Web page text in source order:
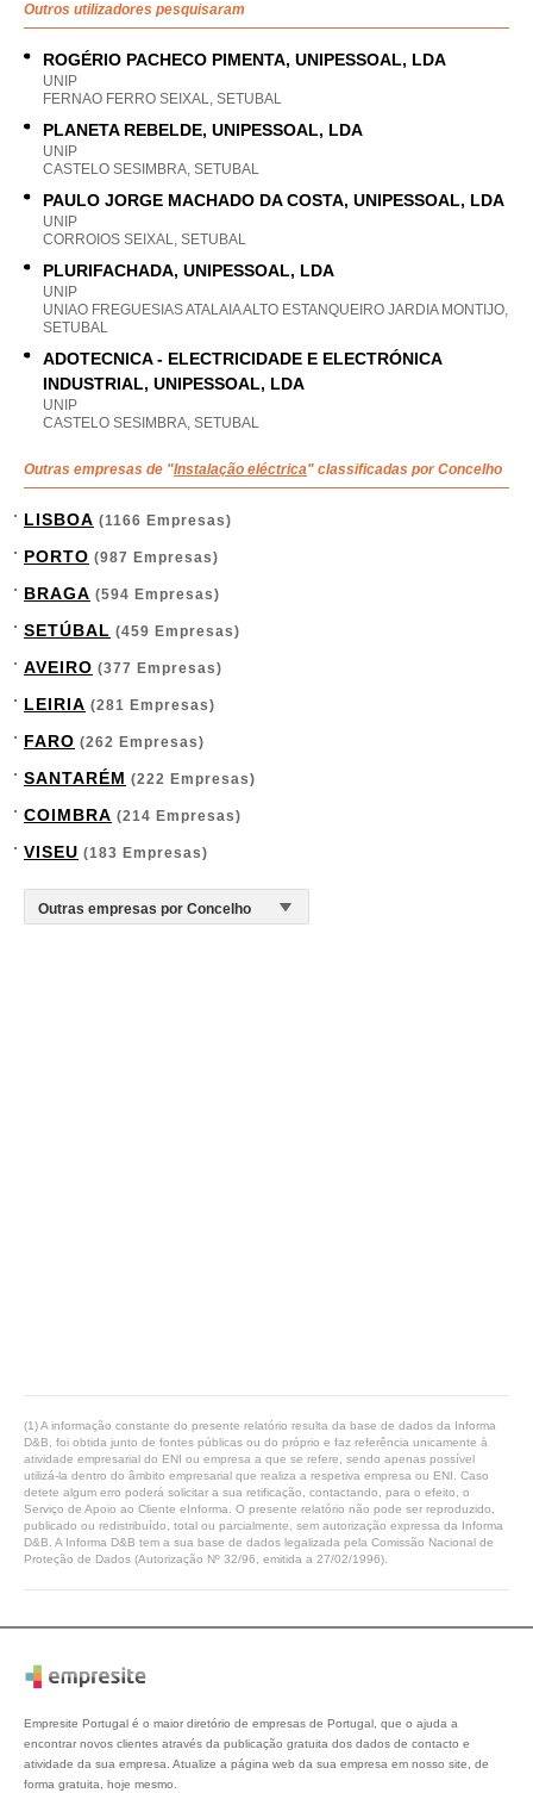
Outros utilizadores pesquisaram
ROGÉRIO PACHECO PIMENTA, UNIPESSOAL, LDA
UNIP
FERNAO FERRO SEIXAL, SETUBAL
PLANETA REBELDE, UNIPESSOAL, LDA
UNIP
CASTELO SESIMBRA, SETUBAL
PAULO JORGE MACHADO DA COSTA, UNIPESSOAL, LDA
UNIP
CORROIOS SEIXAL, SETUBAL
PLURIFACHADA, UNIPESSOAL, LDA
UNIP
UNIAO FREGUESIAS ATALAIA ALTO ESTANQUEIRO JARDIA MONTIJO,
SETUBAL
ADOTECNICA - ELECTRICIDADE E ELECTRÓNICA
INDUSTRIAL, UNIPESSOAL, LDA
UNIP
CASTELO SESIMBRA, SETUBAL
Outras empresas de "Instalação eléctrica" classificadas por Concelho
LISBOA (1166 Empresas)
PORTO (987 Empresas)
BRAGA (594 Empresas)
SETÚBAL (459 Empresas)
AVEIRO (377 Empresas)
LEIRIA (281 Empresas)
FARO (262 Empresas)
SANTARÉM (222 Empresas)
COIMBRA (214 Empresas)
VISEU (183 Empresas)
(1) A informação constante do presente relatório resulta da base de dados da Informa
D&B, foi obtida junto de fontes públicas ou do próprio e faz referência unicamente à
atividade empresarial do ENI ou empresa a que se refere, sendo apenas possível
utilizá-la dentro do âmbito empresarial que realiza a respetiva empresa ou ENI. Caso
detete algum erro poderá solicitar a sua retificação, contactando, para o efeito, o
Serviço de Apoio ao Cliente eInforma. O presente relatório não pode ser reproduzido,
publicado ou redistribuído, total ou parcialmente, sem autorização expressa da Informa
D&B. A Informa D&B tem a sua base de dados legalizada pela Comissão Nacional de
Proteção de Dados (Autorização Nº 32/96, emitida a 27/02/1996).
Empresite Portugal é o maior diretório de empresas de Portugal, que o ajuda a
encontrar novos clientes através da publicação gratuita dos dados de contacto e
atividade da sua empresa. Atualize a página web da sua empresa em nosso site, de
forma gratuita, hoje mesmo.